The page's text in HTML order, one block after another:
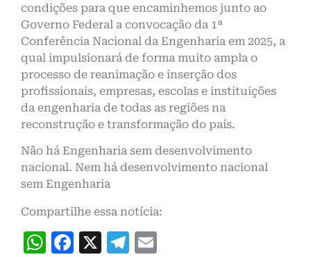
condições para que encaminhemos junto ao
Governo Federal a convocação da 1ª
Conferência Nacional da Engenharia em 2025, a
qual impulsionará de forma muito ampla o
processo de reanimação e inserção dos
profissionais, empresas, escolas e instituições
da engenharia de todas as regiões na
reconstrução e transformação do país.
Não há Engenharia sem desenvolvimento
nacional. Nem há desenvolvimento nacional
sem Engenharia
Compartilhe essa notícia:
WhatsApp
Facebook
X Telegram